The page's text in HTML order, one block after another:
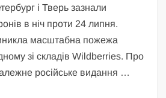
і Тверь зазнали
в ніч проти 24 липня.
масштабна пожежа
зі складів Wildberries. Про
російське видання …